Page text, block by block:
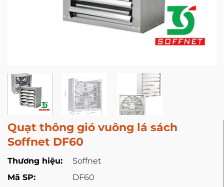
Quạt thông gió vuông lá sách
Soffnet DF60
Thương hiệu:
Soffnet
Mã SP:
DF60